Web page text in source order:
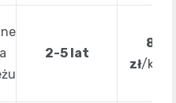
2-5 lat
8-18
zł/